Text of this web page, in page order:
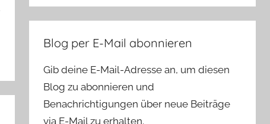
Blog per E-Mail abonnieren
Gib deine E-Mail-Adresse an, um diesen
Blog zu abonnieren und
Benachrichtigungen über neue Beiträge
via E-Mail zu erhalten.